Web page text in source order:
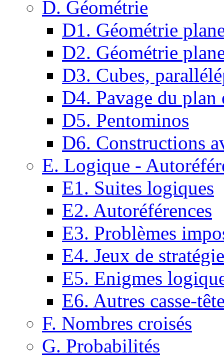
D. Géométrie
D1. Géométrie
D2. Géométrie
D3. Cubes,
D4. Pavage du plan
D5. Pentominos
D6. Constructions
E. Logique -
E1. Suites logiques
E2. Autoréférences
E3. Problèmes
E4. Jeux de stratégie
E5. Enigmes
E6. Autres casse-
F. Nombres croisés
G. Probabilités